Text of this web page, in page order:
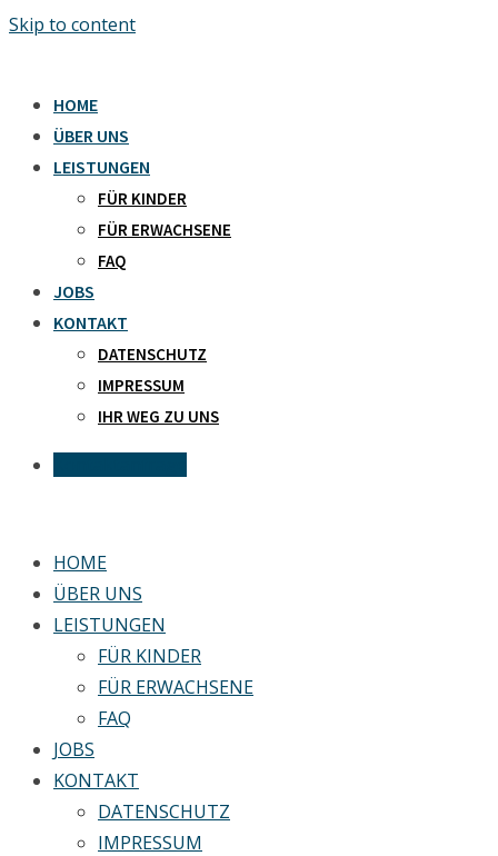
Skip to content
HOME
ÜBER UNS
LEISTUNGEN
FÜR KINDER
FÜR ERWACHSENE
FAQ
JOBS
KONTAKT
DATENSCHUTZ
IMPRESSUM
IHR WEG ZU UNS
HOME
ÜBER UNS
LEISTUNGEN
FÜR KINDER
FÜR ERWACHSENE
FAQ
JOBS
KONTAKT
DATENSCHUTZ
IMPRESSUM